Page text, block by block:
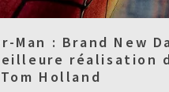
Man : Brand New
réalisation
Holland